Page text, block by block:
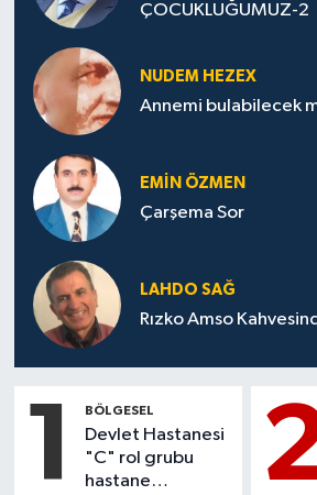
ÇOCUKLUĞUMUZ-2
NUDEM HEZEX
Annemi bulabilecek
EMIN ÖZMEN
Çarşema Sor
LAHDO SAĞ
Rızko Amso
1 BÖLGESEL
Devlet Hastanesi
"C" rol grubu
hastane